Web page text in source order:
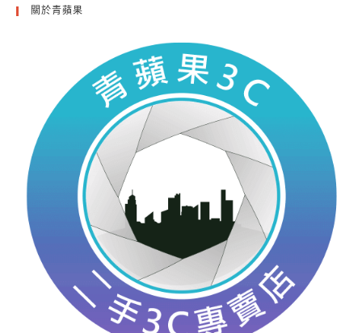
關於青蘋果